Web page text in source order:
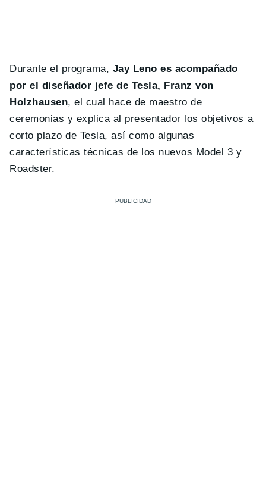
Durante el programa, Jay Leno es acompañado
por el diseñador jefe de Tesla, Franz von
Holzhausen, el cual hace de maestro de
ceremonias y explica al presentador los objetivos a
corto plazo de Tesla, así como algunas
características técnicas de los nuevos Model 3 y
Roadster.